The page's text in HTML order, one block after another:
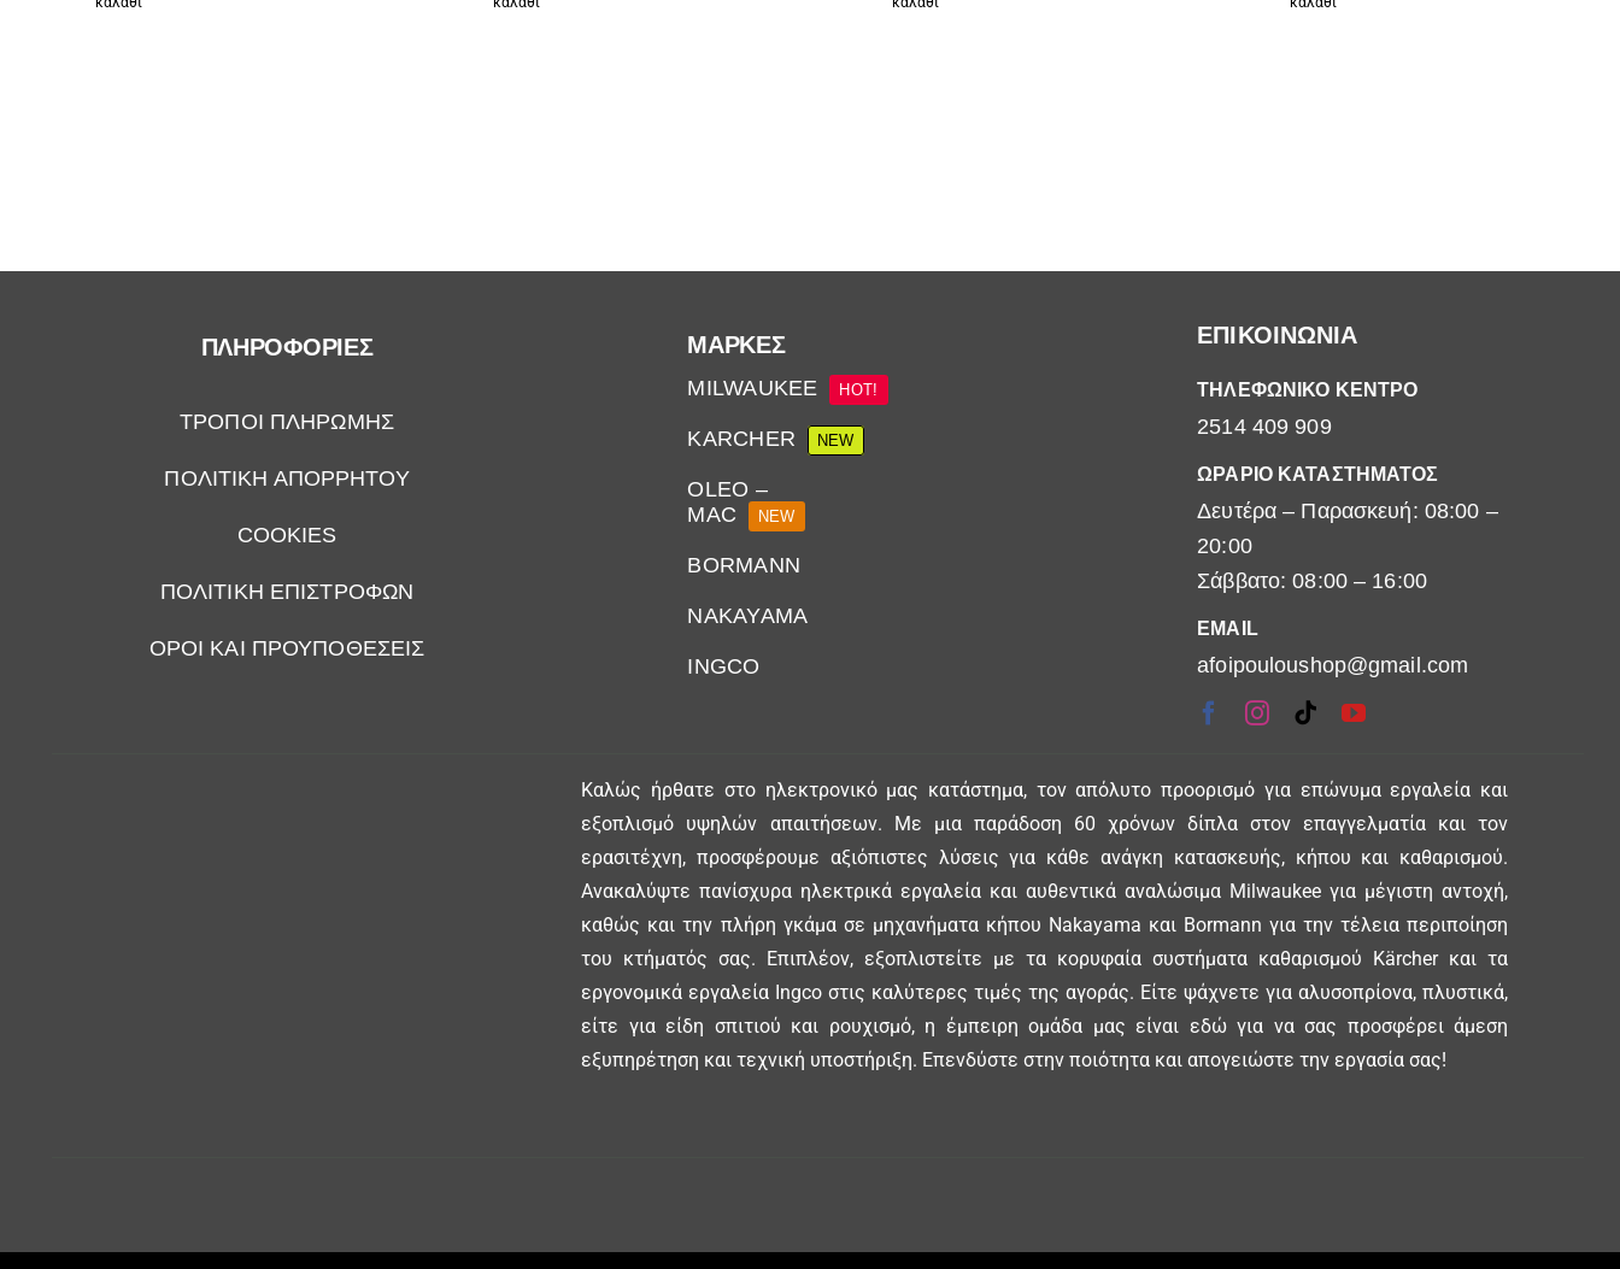
ΠΛΗΡΟΦΟΡΙΕΣ
ΤΡΟΠΟΙ ΠΛΗΡΩΜΗΣ
ΠΟΛΙΤΙΚΗ ΑΠΟΡΡΗΤΟΥ
COOKIES
ΠΟΛΙΤΙΚΗ ΕΠΙΣΤΡΟΦΩΝ
ΟΡΟΙ ΚΑΙ ΠΡΟΥΠΟΘΕΣΕΙΣ
ΜΆΡΚΕΣ
MILWAUKEE HOT!
KARCHER NEW
OLEO –
MAC
NEW
BORMANN
NAKAYAMA
INGCO
ΕΠΙΚΟΙΝΩΝΙΑ
ΤΗΛΕΦΩΝΙΚΟ ΚΕΝΤΡΟ
2514 409 909
ΩΡΑΡΙΟ ΚΑΤΑΣΤΗΜΑΤΟΣ
Δευτέρα – Παρασκευή: 08:00 –
20:00
Σάββατο: 08:00 – 16:00
EMAIL
afoipouloushop@gmail.com
Καλώς ήρθατε στο ηλεκτρονικό μας κατάστημα, τον απόλυτο προορισμό για επώνυμα εργαλεία και
εξοπλισμό υψηλών απαιτήσεων. Με μια παράδοση 60 χρόνων δίπλα στον επαγγελματία και τον
ερασιτέχνη, προσφέρουμε αξιόπιστες λύσεις για κάθε ανάγκη κατασκευής, κήπου και καθαρισμού.
Ανακαλύψτε πανίσχυρα ηλεκτρικά εργαλεία και αυθεντικά αναλώσιμα Milwaukee για μέγιστη αντοχή,
καθώς και την πλήρη γκάμα σε μηχανήματα κήπου Nakayama και Bormann για την τέλεια περιποίηση
του κτήματός σας. Επιπλέον, εξοπλιστείτε με τα κορυφαία συστήματα καθαρισμού Kärcher και τα
εργονομικά εργαλεία Ingco στις καλύτερες τιμές της αγοράς. Είτε ψάχνετε για αλυσοπρίονα, πλυστικά,
είτε για είδη σπιτιού και ρουχισμό, η έμπειρη ομάδα μας είναι εδώ για να σας προσφέρει άμεση
εξυπηρέτηση και τεχνική υποστήριξη. Επενδύστε στην ποιότητα και απογειώστε την εργασία σας!